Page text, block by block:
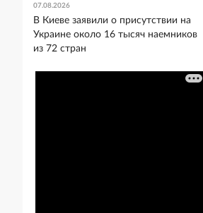
07.08.2026
В Киеве заявили о присутствии на
Украине около 16 тысяч наемников
из 72 стран